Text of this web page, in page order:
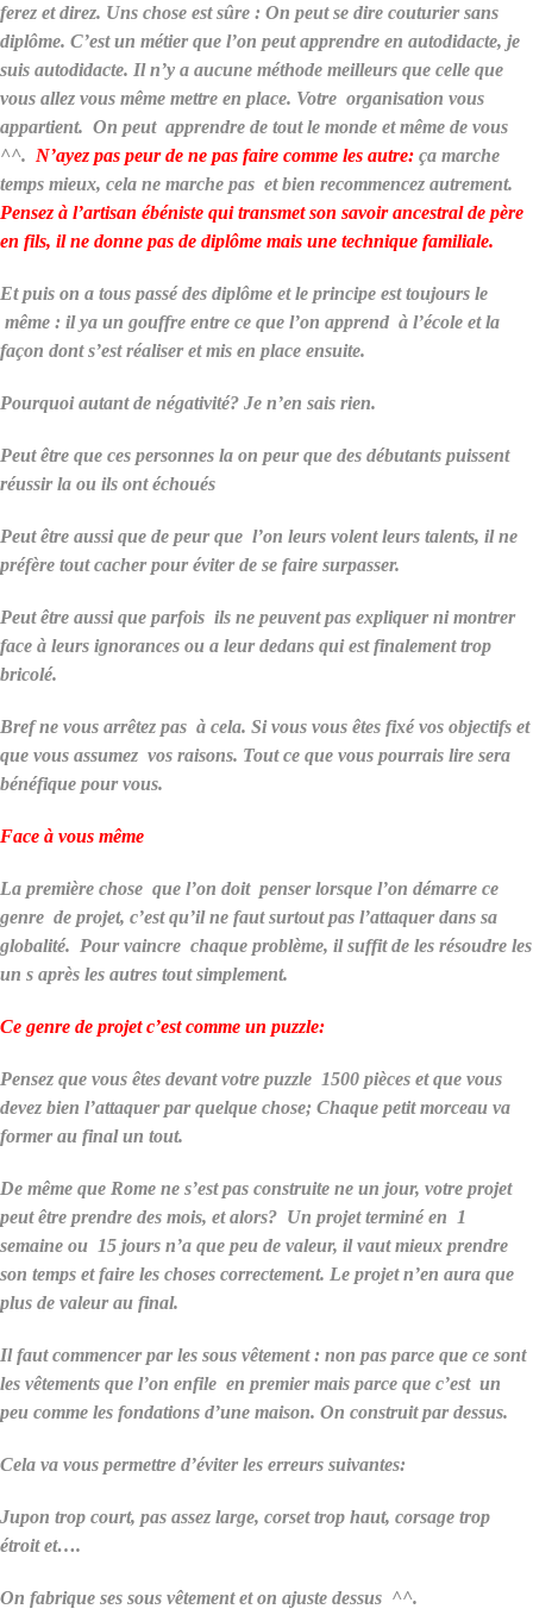
ferez et direz. Uns chose est sûre : On peut se dire couturier sans
diplôme. C’est un métier que l’on peut apprendre en autodidacte, je
suis autodidacte. Il n’y a aucune méthode meilleurs que celle que
vous allez vous même mettre en place. Votre organisation vous
appartient. On peut apprendre de tout le monde et même de vous
^^. N’ayez pas peur de ne pas faire comme les autre: ça marche
temps mieux, cela ne marche pas et bien recommencez autrement.
Pensez à l’artisan ébéniste qui transmet son savoir ancestral de père
en fils, il ne donne pas de diplôme mais une technique familiale.
Et puis on a tous passé des diplôme et le principe est toujours le
même : il ya un gouffre entre ce que l’on apprend à l’école et la
façon dont s’est réaliser et mis en place ensuite.
Pourquoi autant de négativité? Je n’en sais rien.
Peut être que ces personnes la on peur que des débutants puissent
réussir la ou ils ont échoués
Peut être aussi que de peur que l’on leurs volent leurs talents, il ne
préfère tout cacher pour éviter de se faire surpasser.
Peut être aussi que parfois ils ne peuvent pas expliquer ni montrer
face à leurs ignorances ou a leur dedans qui est finalement trop
bricolé.
Bref ne vous arrêtez pas à cela. Si vous vous êtes fixé vos objectifs et
que vous assumez vos raisons. Tout ce que vous pourrais lire sera
bénéfique pour vous.
Face à vous même
La première chose que l’on doit penser lorsque l’on démarre ce
genre de projet, c’est qu’il ne faut surtout pas l’attaquer dans sa
globalité. Pour vaincre chaque problème, il suffit de les résoudre les
un s après les autres tout simplement.
Ce genre de projet c’est comme un puzzle:
Pensez que vous êtes devant votre puzzle 1500 pièces et que vous
devez bien l’attaquer par quelque chose; Chaque petit morceau va
former au final un tout.
De même que Rome ne s’est pas construite ne un jour, votre projet
peut être prendre des mois, et alors? Un projet terminé en 1
semaine ou 15 jours n’a que peu de valeur, il vaut mieux prendre
son temps et faire les choses correctement. Le projet n’en aura que
plus de valeur au final.
Il faut commencer par les sous vêtement : non pas parce que ce sont
les vêtements que l’on enfile en premier mais parce que c’est un
peu comme les fondations d’une maison. On construit par dessus.
Cela va vous permettre d’éviter les erreurs suivantes:
Jupon trop court, pas assez large, corset trop haut, corsage trop
étroit et….
On fabrique ses sous vêtement et on ajuste dessus ^^.